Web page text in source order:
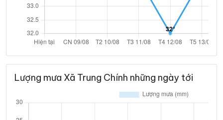
Lượng mưa Xã Trung Chính những ngày tới